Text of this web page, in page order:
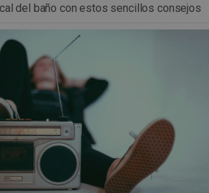
del baño con estos sencillos consejos